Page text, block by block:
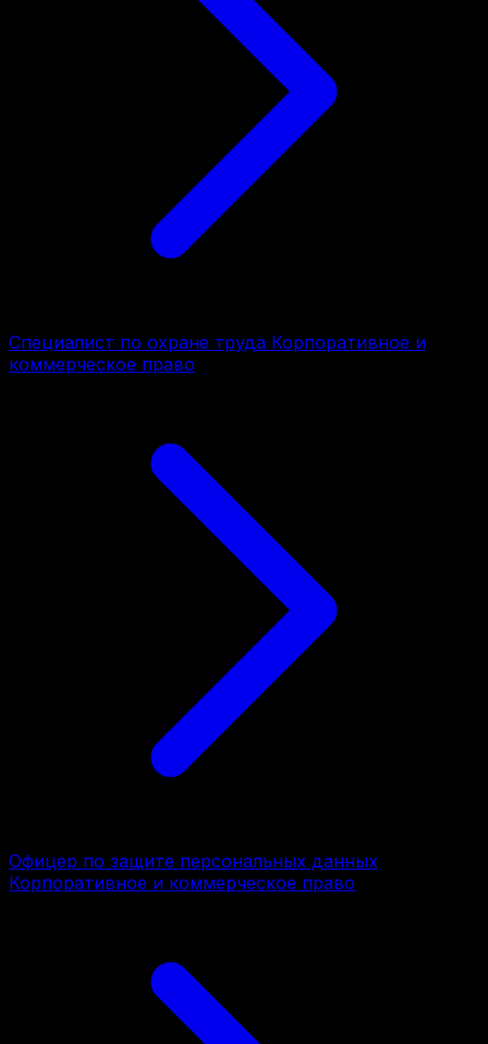
Специалист по охране труда Корпоративное и
коммерческое право
Офицер по защите персональных данных
Корпоративное и коммерческое право